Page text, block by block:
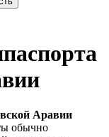
Аравии
обычно